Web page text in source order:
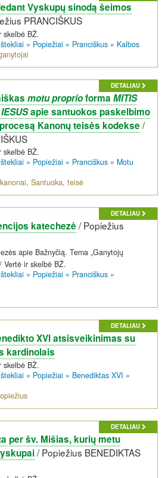
Vyskupų sinodą šeimos
PRANCIŠKUS
skelbė BŽ.
» Popiežiai » Pranciškus » Kalbos
DETALIAU
motu proprioformaMITIS
apie santuokos paskelbimo
Kanonų teisės kodekse /
skelbė BŽ.
» Popiežiai » Pranciškus » Motu
kanonai,Santuoka,teisė
DETALIAU
katechezė /Popiežius
apie Bažnyčią. Tema „Ganytojų
Vertė ir skelbė BŽ.
» Popiežiai » Pranciškus »
DETALIAU
XVI atsisveikinimas su
kardinolais
skelbė BŽ.
» Popiežiai » Benediktas XVI »
DETALIAU
per šv. Mišias, kurių metu
/Popiežius BENEDIKTAS